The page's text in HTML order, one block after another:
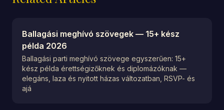
Ballagási meghívó szövegek — 15+ kész
példa 2026
Ballagási parti meghívó szövege egyszerűen: 15+
kész példa érettségizőknek és diplomázóknak —
elegáns, laza és nyitott házas változatban, RSVP- és
ajá